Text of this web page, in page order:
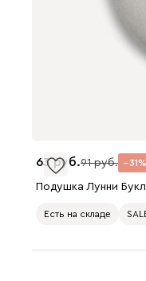
63 91 31
Подушка Лунни
Есть на складе